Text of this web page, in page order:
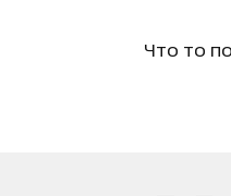
Что то